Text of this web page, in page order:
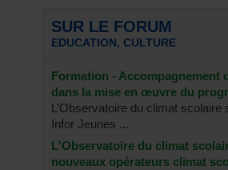
SUR LE FORUM
EDUCATION, CULTURE
Formation - Accompagnement
dans la mise en œuvre du
L’Observatoire du climat scolaire
Infor Jeunes ...
L'Observatoire du climat
nouveaux opérateurs climat